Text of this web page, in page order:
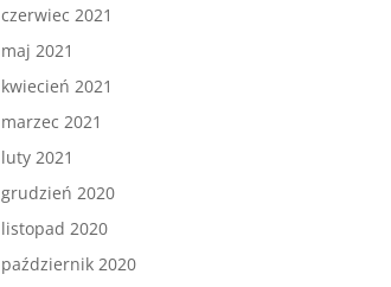
czerwiec 2021
maj 2021
kwiecień 2021
marzec 2021
luty 2021
grudzień 2020
listopad 2020
październik 2020